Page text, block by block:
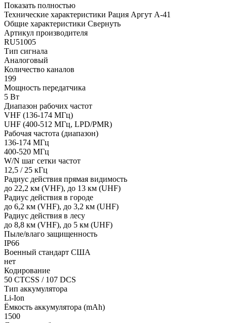
Показать полностью
Технические характеристики Рация Аргут А-41
Общие характеристики Свернуть
Артикул производителя
RU51005
Тип сигнала
Аналоговый
Количество каналов
199
Мощность передатчика
5 Вт
Диапазон рабочих частот
VHF (136-174 МГц)
UHF (400-512 МГц, LPD/PMR)
Рабочая частота (диапазон)
136-174 МГц
400-520 МГц
W/N шаг сетки частот
12,5 / 25 кГц
Радиус действия прямая видимость
до 22,2 км (VHF), до 13 км (UHF)
Радиус действия в городе
до 6,2 км (VHF), до 3,2 км (UHF)
Радиус действия в лесу
до 8,8 км (VHF), до 5 км (UHF)
Пыле/влаго защищенность
IP66
Военный стандарт США
нет
Кодирование
50 CTCSS / 107 DCS
Тип аккумулятора
Li-Ion
Ёмкость аккумулятора (mAh)
1500